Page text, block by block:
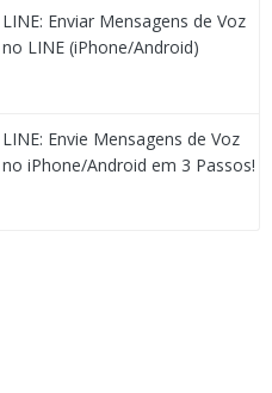
LINE: Enviar Mensagens de Voz
no LINE (iPhone/Android)
LINE: Envie Mensagens de Voz
no iPhone/Android em 3 Passos!